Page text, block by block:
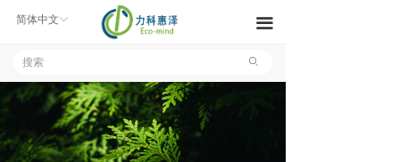
끀
产品中心
解决方案
新闻中心
关于我们
ꀅ
简体中文
ꄙ